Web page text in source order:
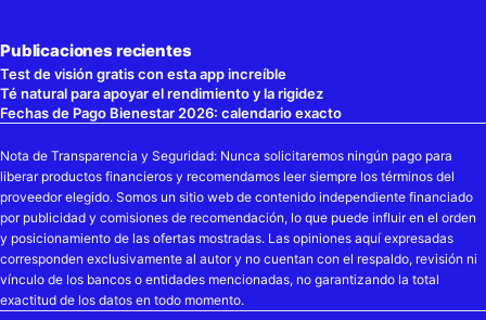
Publicaciones recientes
Test de visión gratis con esta app increíble
Té natural para apoyar el rendimiento y la rigidez
Fechas de Pago Bienestar 2026: calendario exacto
Nota de Transparencia y Seguridad: Nunca solicitaremos ningún pago para
liberar productos financieros y recomendamos leer siempre los términos del
proveedor elegido. Somos un sitio web de contenido independiente financiado
por publicidad y comisiones de recomendación, lo que puede influir en el orden
y posicionamiento de las ofertas mostradas. Las opiniones aquí expresadas
corresponden exclusivamente al autor y no cuentan con el respaldo, revisión ni
vínculo de los bancos o entidades mencionadas, no garantizando la total
exactitud de los datos en todo momento.